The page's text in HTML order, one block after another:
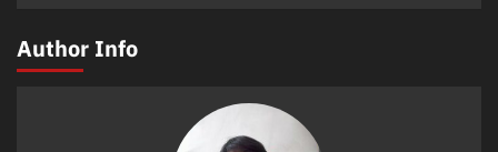
Author Info